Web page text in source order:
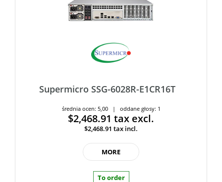
Supermicro SSG-6028R-E1CR16T
średnia ocen: 5,00 | oddane głosy: 1
$2,468.91 tax excl.
$2,468.91 tax incl.
MORE
To order